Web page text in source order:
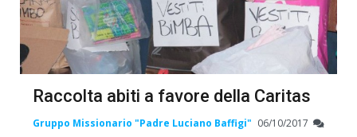
Raccolta abiti a favore della Caritas
Gruppo Missionario "Padre Luciano Baffigi" 06/10/2017